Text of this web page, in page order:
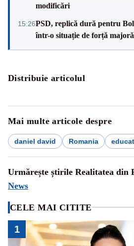
modificări
15:26PSD, replică dură pentru
într-o situație de forță
Distribuie articolul
Mai multe articole despre
daniel david Romania
Urmărește știrile Realitatea din
News
CELE MAI CITITE
1